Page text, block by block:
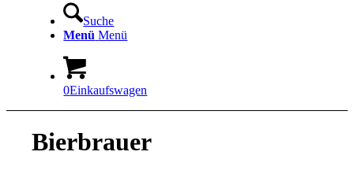
Suche
Menü Menü
0Einkaufswagen
Bierbrauer